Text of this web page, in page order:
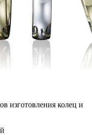
изготовления колец и